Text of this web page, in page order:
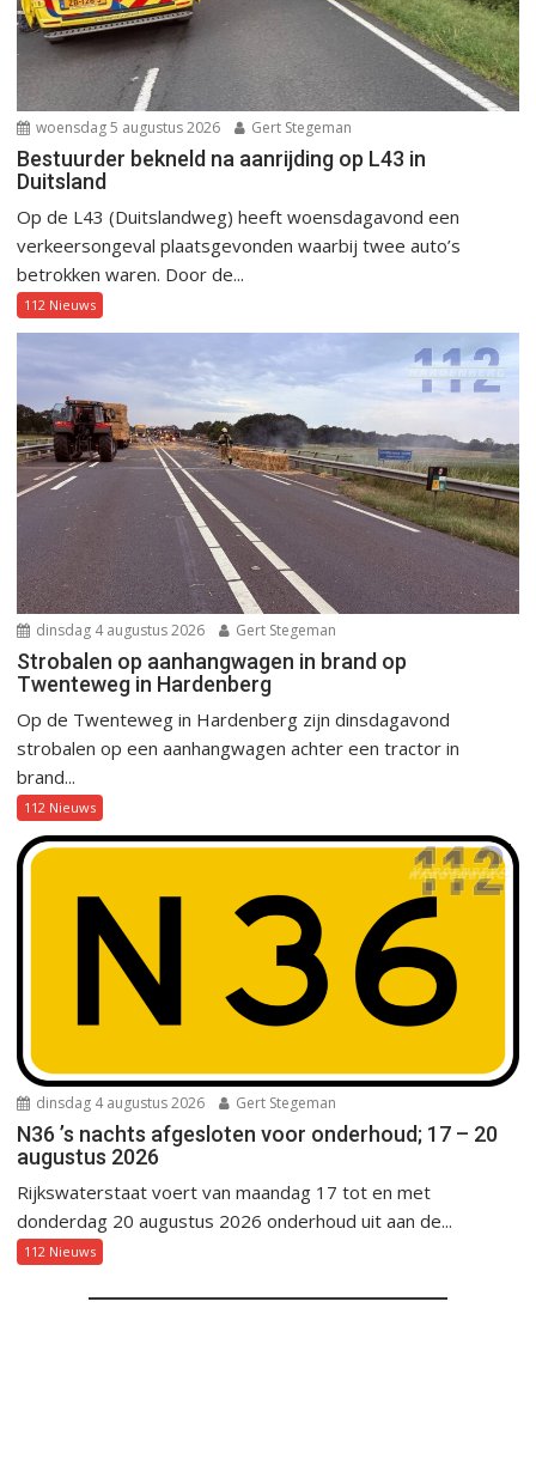
woensdag 5 augustus 2026 Gert Stegeman
Bestuurder bekneld na aanrijding op L43 in
Duitsland
Op de L43 (Duitslandweg) heeft woensdagavond een
verkeersongeval plaatsgevonden waarbij twee auto’s
betrokken waren. Door de...
112 Nieuws
dinsdag 4 augustus 2026 Gert Stegeman
Strobalen op aanhangwagen in brand op
Twenteweg in Hardenberg
Op de Twenteweg in Hardenberg zijn dinsdagavond
strobalen op een aanhangwagen achter een tractor in
brand...
112 Nieuws
dinsdag 4 augustus 2026 Gert Stegeman
N36 ’s nachts afgesloten voor onderhoud; 17 – 20
augustus 2026
Rijkswaterstaat voert van maandag 17 tot en met
donderdag 20 augustus 2026 onderhoud uit aan de...
112 Nieuws